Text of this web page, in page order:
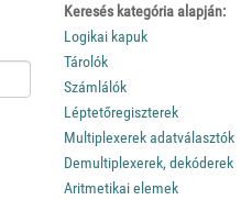
Keresés kategória alapján:
Logikai kapuk
Tárolók
Számlálók
Léptetőregiszterek
Multiplexerek adatválasztók
Demultiplexerek, dekóderek
Aritmetikai elemek